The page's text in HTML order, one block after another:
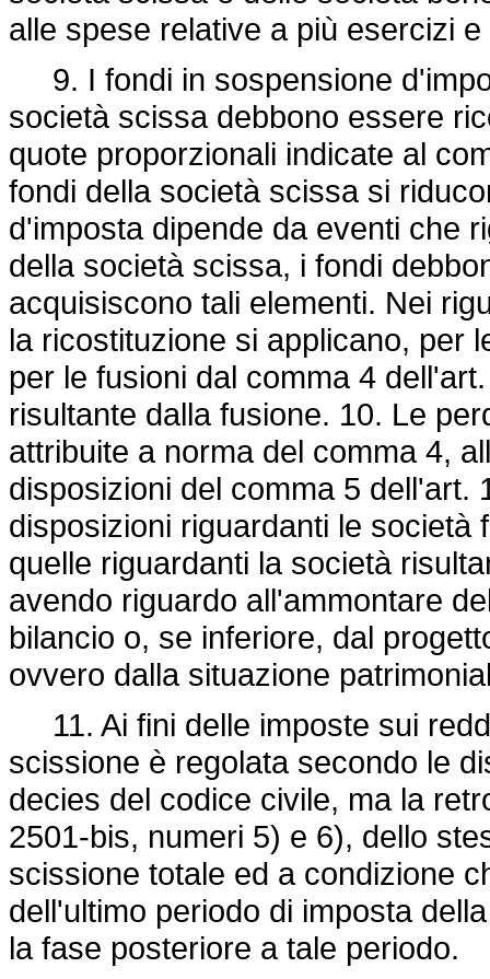
alle spese relative a più esercizi
9. I fondi in sospensione
società scissa debbono essere
quote proporzionali indicate al
fondi della società scissa si
d'imposta dipende da eventi che
della società scissa, i fondi
acquisiscono tali elementi. Nei
la ricostituzione si applicano, per
per le fusioni dal comma 4
risultante dalla fusione. 10. Le
attribuite a norma del comma 4,
disposizioni del comma 5 dell'art.
disposizioni riguardanti le società
quelle riguardanti la società
avendo riguardo all'ammontare
bilancio o, se inferiore, dal
ovvero dalla situazione
11. Ai fini delle imposte sui
scissione è regolata secondo le
decies del codice civile, ma la
2501-bis, numeri 5) e 6), dello
scissione totale ed a condizione
dell'ultimo periodo di imposta
la fase posteriore a tale periodo.